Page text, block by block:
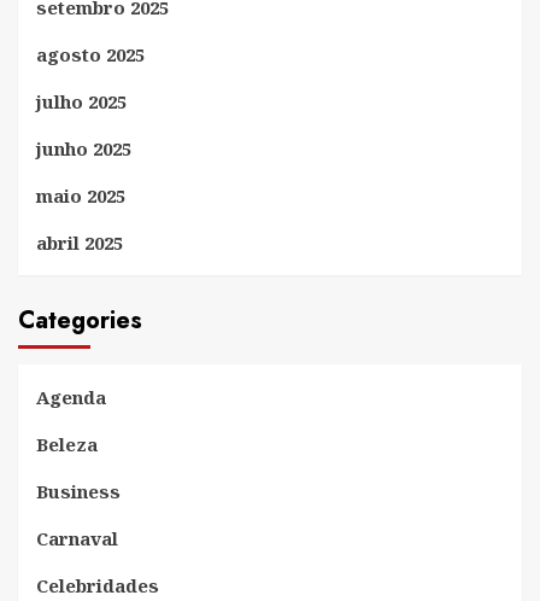
setembro 2025
agosto 2025
julho 2025
junho 2025
maio 2025
abril 2025
Categories
Agenda
Beleza
Business
Carnaval
Celebridades